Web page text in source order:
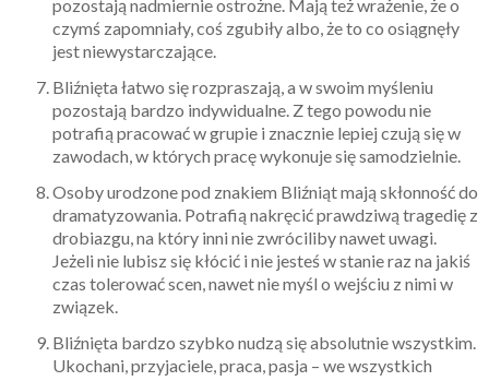
pozostają nadmiernie ostrożne. Mają też wrażenie, że o
czymś zapomniały, coś zgubiły albo, że to co osiągnęły
jest niewystarczające.
Bliźnięta łatwo się rozpraszają, a w swoim myśleniu
pozostają bardzo indywidualne. Z tego powodu nie
potrafią pracować w grupie i znacznie lepiej czują się w
zawodach, w których pracę wykonuje się samodzielnie.
Osoby urodzone pod znakiem Bliźniąt mają skłonność do
dramatyzowania. Potrafią nakręcić prawdziwą tragedię z
drobiazgu, na który inni nie zwróciliby nawet uwagi.
Jeżeli nie lubisz się kłócić i nie jesteś w stanie raz na jakiś
czas tolerować scen, nawet nie myśl o wejściu z nimi w
związek.
Bliźnięta bardzo szybko nudzą się absolutnie wszystkim.
Ukochani, przyjaciele, praca, pasja – we wszystkich